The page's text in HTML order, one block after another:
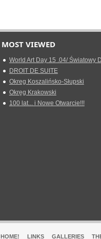
MOST VIEWED
World Art Day 15 .04/ Światowy
DROIT DE SUITE
Okreg Koszalińsko-Słupski
Okręg Krakowski
100 lat... i Nowe Otwarcie!!!
HOME! LINKS GALLERIES